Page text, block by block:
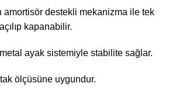
amortisör destekli mekanizma ile tek
kapanabilir.
ayak sistemiyle stabilite sağlar.
ölçüsüne uygundur.